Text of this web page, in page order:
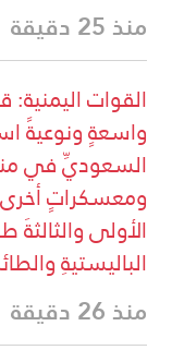
منذ 25 دقيقة
القوات
واسعةٍ ونوعيةً
السعوديِّ في
ومعسكراتٍ أخرى
الأولى
الباليستيةِ
منذ 26 دقيقة